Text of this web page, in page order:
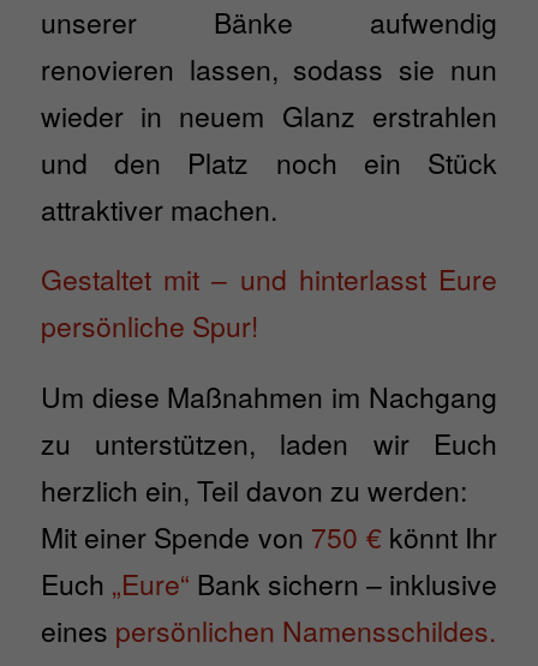
unserer Bänke aufwendig
renovieren lassen, sodass sie nun
wieder in neuem Glanz erstrahlen
und den Platz noch ein Stück
attraktiver machen.
Gestaltet mit – und hinterlasst Eure
persönliche Spur!
Um diese Maßnahmen im Nachgang
zu unterstützen, laden wir Euch
herzlich ein, Teil davon zu werden:
Mit einer Spende von 750 € könnt Ihr
Euch „Eure“ Bank sichern – inklusive
eines persönlichen Namensschildes.